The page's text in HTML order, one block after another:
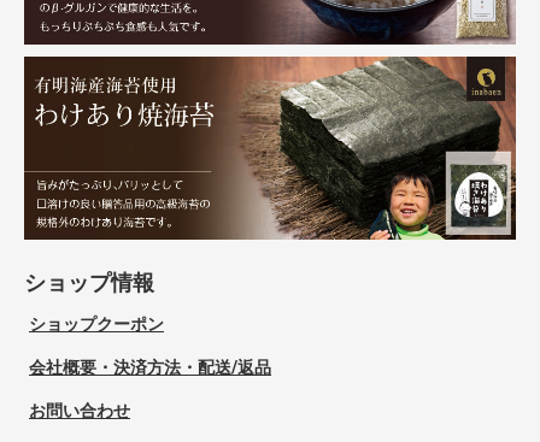
ショップ情報
ショップクーポン
会社概要・決済方法・配送/返品
お問い合わせ